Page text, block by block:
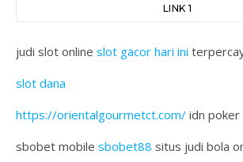
LINK 1
judi slot online slot gacor hari ini
slot dana
https://orientalgourmetct.com/ idn
sbobet mobile sbobet88 situs judi bola